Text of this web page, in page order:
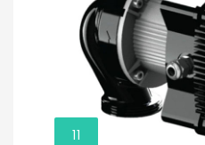
11